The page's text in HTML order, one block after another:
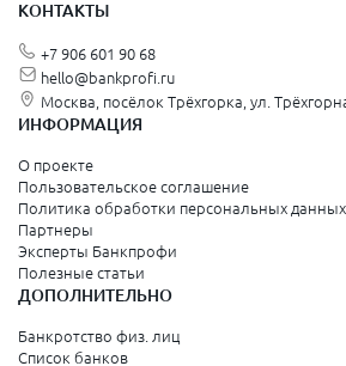
КОНТАКТЫ
+7 906 601 90 68
hello@bankprofi.ru
Москва, посёлок Трёхгорка, ул.
ИНФОРМАЦИЯ
О проекте
Пользовательское соглашение
Политика обработки персональных данных
Партнеры
Эксперты Банкпрофи
Полезные статьи
ДОПОЛНИТЕЛЬНО
Банкротство физ. лиц
Список банков